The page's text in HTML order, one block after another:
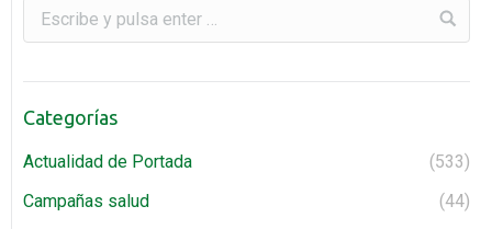
Categorías
Actualidad de Portada
(533)
Campañas salud
(44)